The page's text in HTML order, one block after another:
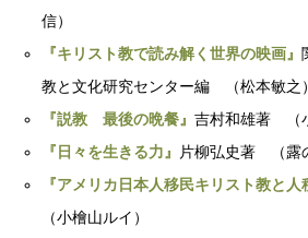
信）
『キリスト教で読み解く世界の映画』
教と文化研究センター編 （松本敏之）
『説教 最後の晩餐』吉村和雄著 （
『日々を生きる力』
片柳弘史著 （露
『アメリカ日本人移民キリスト教と人
（小檜山ルイ）